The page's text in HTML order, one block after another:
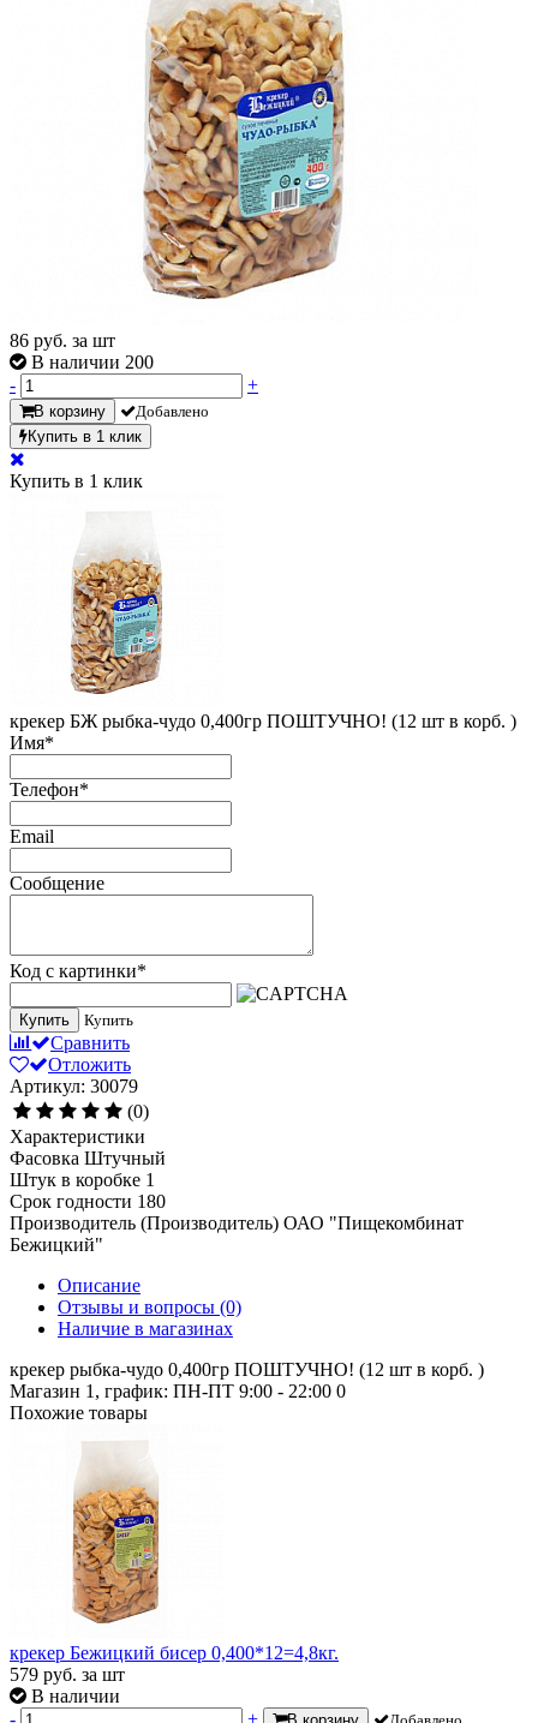
86 руб. за шт
В наличии 200
-
+
В корзину
Добавлено
Купить в 1 клик
Купить в 1 клик
крекер БЖ рыбка-чудо 0,400гр ПОШТУЧНО! (12 шт в корб. )
Имя*
Телефон*
Email
Сообщение
Код с картинки*
Купить Купить
Сравнить
Отложить
Артикул: 30079
(0)
Характеристики
Фасовка Штучный
Штук в коробке 1
Срок годности 180
Производитель (Производитель) ОАО "Пищекомбинат
Бежицкий"
Описание
Отзывы и вопросы (0)
Наличие в магазинах
крекер рыбка-чудо 0,400гр ПОШТУЧНО! (12 шт в корб. )
Магазин 1, график: ПН-ПТ 9:00 - 22:00 0
Похожие товары
крекер Бежицкий бисер 0,400*12=4,8кг.
579 руб. за шт
В наличии